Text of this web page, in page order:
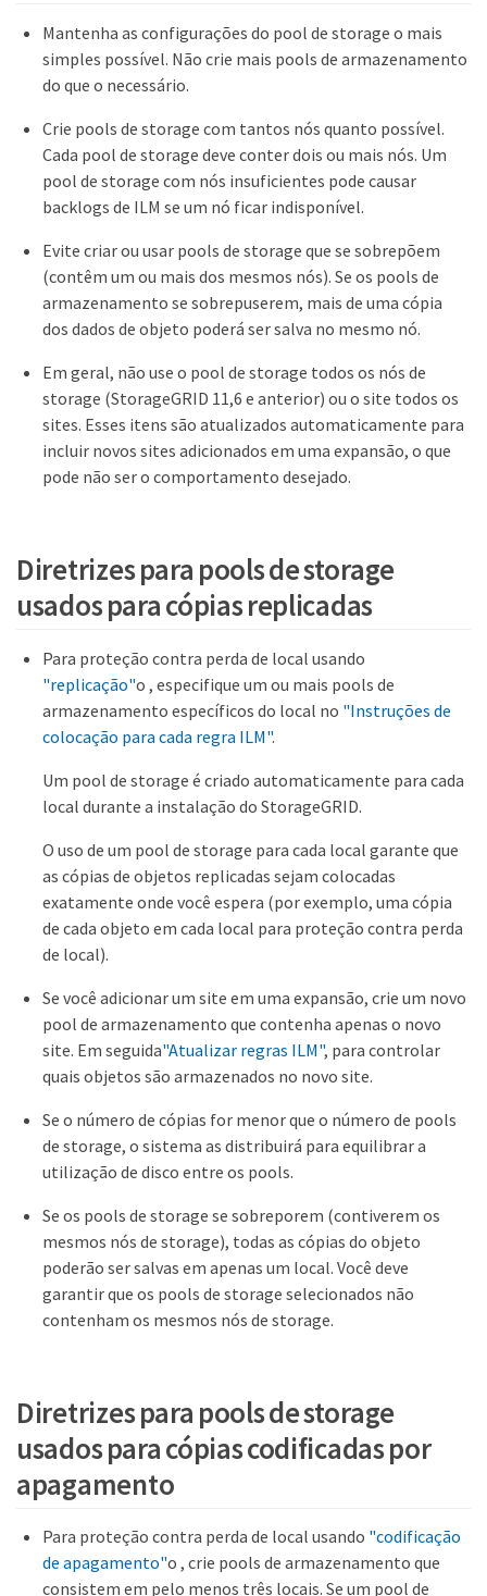
Mantenha as configurações do pool de storage o mais
simples possível. Não crie mais pools de armazenamento
do que o necessário.
Crie pools de storage com tantos nós quanto possível.
Cada pool de storage deve conter dois ou mais nós. Um
pool de storage com nós insuficientes pode causar
backlogs de ILM se um nó ficar indisponível.
Evite criar ou usar pools de storage que se sobrepõem
(contêm um ou mais dos mesmos nós). Se os pools de
armazenamento se sobrepuserem, mais de uma cópia
dos dados de objeto poderá ser salva no mesmo nó.
Em geral, não use o pool de storage todos os nós de
storage (StorageGRID 11,6 e anterior) ou o site todos os
sites. Esses itens são atualizados automaticamente para
incluir novos sites adicionados em uma expansão, o que
pode não ser o comportamento desejado.
Diretrizes para pools de storage
usados para cópias replicadas
Para proteção contra perda de local usando
"replicação"o , especifique um ou mais pools de
armazenamento específicos do local no "Instruções de
colocação para cada regra ILM".
Um pool de storage é criado automaticamente para cada
local durante a instalação do StorageGRID.
O uso de um pool de storage para cada local garante que
as cópias de objetos replicadas sejam colocadas
exatamente onde você espera (por exemplo, uma cópia
de cada objeto em cada local para proteção contra perda
de local).
Se você adicionar um site em uma expansão, crie um novo
pool de armazenamento que contenha apenas o novo
site. Em seguida"Atualizar regras ILM", para controlar
quais objetos são armazenados no novo site.
Se o número de cópias for menor que o número de pools
de storage, o sistema as distribuirá para equilibrar a
utilização de disco entre os pools.
Se os pools de storage se sobreporem (contiverem os
mesmos nós de storage), todas as cópias do objeto
poderão ser salvas em apenas um local. Você deve
garantir que os pools de storage selecionados não
contenham os mesmos nós de storage.
Diretrizes para pools de storage
usados para cópias codificadas por
apagamento
Para proteção contra perda de local usando "codificação
de apagamento"o , crie pools de armazenamento que
consistem em pelo menos três locais. Se um pool de